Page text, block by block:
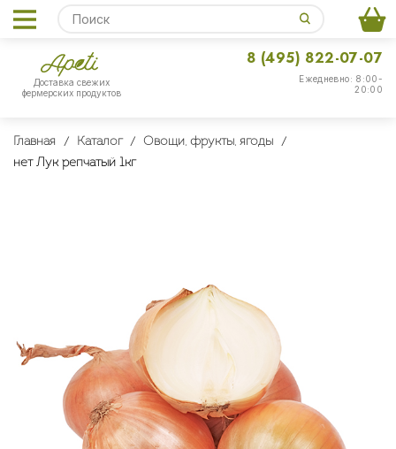
Доставка свежих
фермерских продуктов
Ежедневно: 8:00-
20:00
8 (495) 822-07-07
Главная Каталог
Овощи, фрукты, ягоды
нет Лук репчатый 1кг